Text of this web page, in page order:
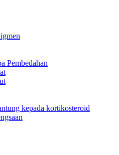
Pembedahan
kepada kortikosteroid